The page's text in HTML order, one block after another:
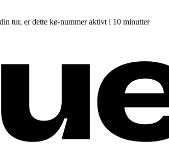
tur, er dette kø-nummer aktivt i 10 minutter